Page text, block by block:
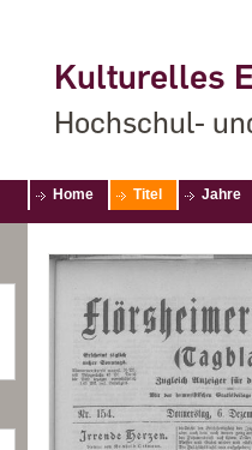
Kulturelles
Hochschul-
Home Titel Jahre